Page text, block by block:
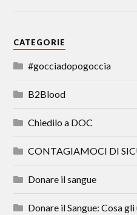
CATEGORIE
#gocciadopogoccia
B2Blood
Chiedilo a DOC
CONTAGIAMOCI DI
Donare il sangue
Donare il Sangue: Cosa